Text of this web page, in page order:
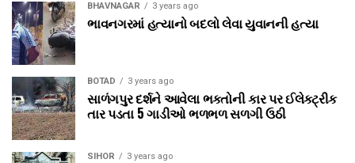
BHAVNAGAR 3 years ago
ભાવનગરમાં હત્યાનો બદલો લેવા યુવાનની હત્યા
BOTAD 3 years ago
સાળંગપુર દર્શને આવેલા ભક્તોની કાર પર ઈલેક્ટ્રીક
તાર પડતા 5 ગાડીઓ ભળભળ સળગી ઉઠી
SIHOR 3 years ago